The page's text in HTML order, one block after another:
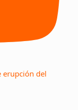
erupción del